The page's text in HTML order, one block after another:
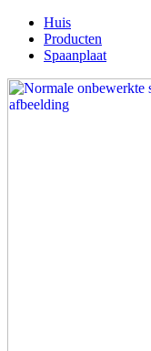
Huis
Producten
Spaanplaat